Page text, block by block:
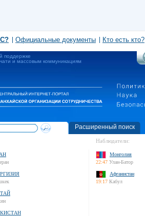
Официальные документы Кто есть кто?
поддержке
и массовым коммуникациям
Расширенный поиск
Наблюдатели:
Монголия
22:47 Улан-Батор
Афганистан
19:17 Кабул